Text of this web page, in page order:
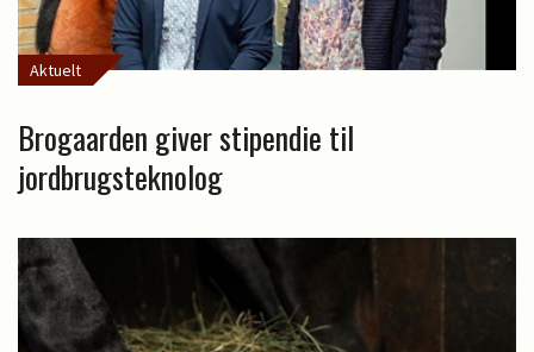
Aktuelt
Brogaarden giver stipendie til
jordbrugsteknolog